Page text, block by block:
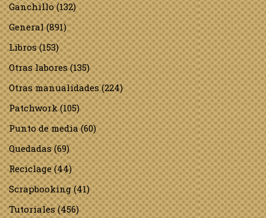
Ganchillo(132)
General(891)
Libros(153)
Otras labores(135)
Otras manualidades(224)
Patchwork(105)
Punto de media(60)
Quedadas(69)
Reciclage(44)
Scrapbooking(41)
Tutoriales(456)